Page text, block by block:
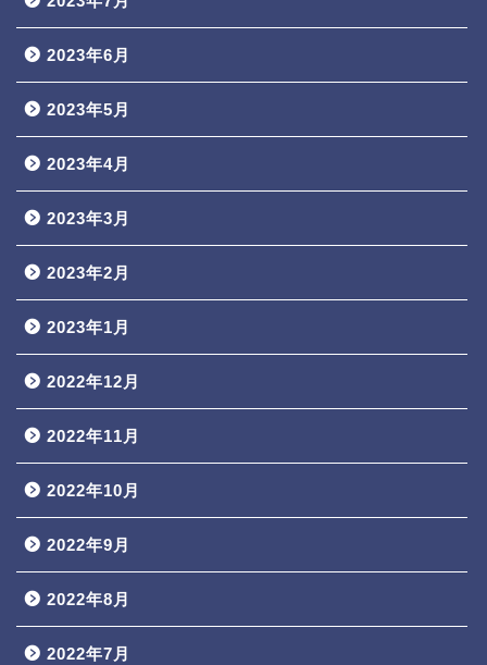
2023年6月
2023年5月
2023年4月
2023年3月
2023年2月
2023年1月
2022年12月
2022年11月
2022年10月
2022年9月
2022年8月
2022年7月